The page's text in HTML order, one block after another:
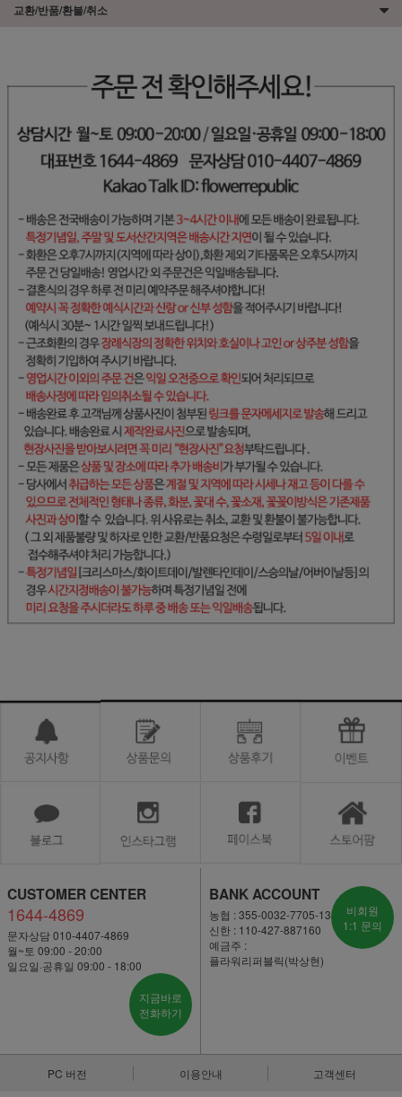
교환/반품/환불/취소
CUSTOMER CENTER
1644-4869
문자상담 010-4407-4869
월~토 09:00 - 20:00
일요일·공휴일 09:00 - 18:00
지금바로
전화하기
BANK ACCOUNT
농협 : 355-0032-7705-13
신한 : 110-427-887160
예금주 :
플라워리퍼블릭(박상현)
비회원
1:1 문의
PC 버전 이용안내 고객센터